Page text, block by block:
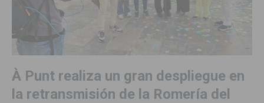
À Punt realiza un gran despliegue en
la retransmisión de la Romería del